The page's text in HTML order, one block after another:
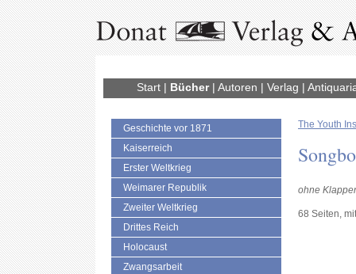
Start| Bücher| Autoren | Verlag |
Geschichte vor 1871
Kaiserreich
Erster Weltkrieg
Weimarer Republik
Zweiter Weltkrieg
Drittes Reich
Holocaust
Zwangsarbeit
The Youth
ohne
68 Seiten,